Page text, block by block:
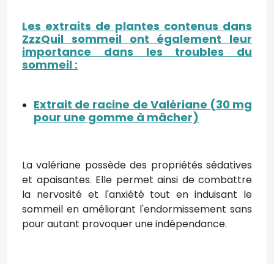
Les extraits de plantes contenus dans
ZzzQuil sommeil ont également leur
importance dans les troubles du
sommeil :
Extrait de racine de Valériane (30 mg
pour une gomme à mâcher)
La valériane possède des propriétés sédatives
et apaisantes. Elle permet ainsi de combattre
la nervosité et l'anxiété tout en induisant le
sommeil en améliorant l'endormissement sans
pour autant provoquer une indépendance.